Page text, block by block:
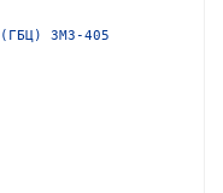
(ГБЦ) ЗМЗ-405